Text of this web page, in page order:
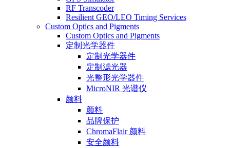
RF Transcoder
Resilient GEO/LEO Timing Services
Custom Optics and Pigments
Custom Optics and Pigments
定制光学器件
定制光学器件
定制滤光器
光整形光学器件
MicroNIR 光谱仪
颜料
颜料
品牌保护
ChromaFlair 颜料
安全颜料